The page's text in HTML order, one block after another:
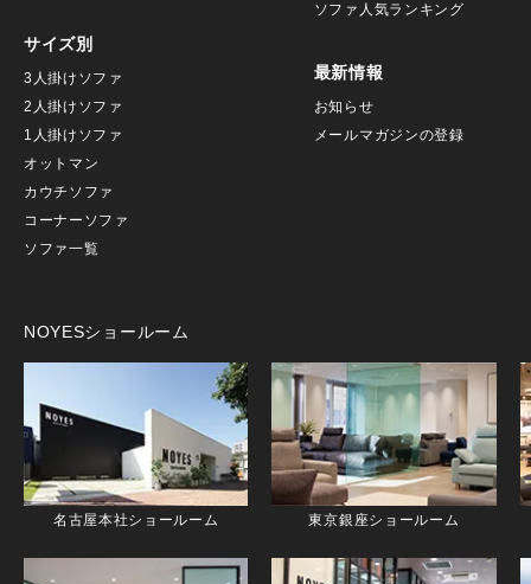
サイズ別
3人掛けソファ
2人掛けソファ
1人掛けソファ
オットマン
カウチソファ
コーナーソファ
ソファ一覧
ソファ人気ランキング
最新情報
お知らせ
メールマガジンの登録
NOYESショールーム
名古屋本社ショールーム 東京銀座ショールーム